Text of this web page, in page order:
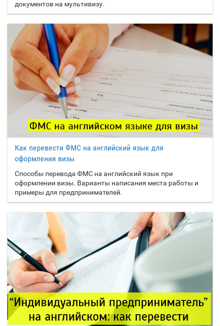
Бразилия
территория в
Индийском океане
Британские
Виргинские острова
Бруней
Буркина-Фасо
Бурунди
Бутан
В
Вануату
Ватикан
Великобритания
Венгрия
Восточный Тимор
Вьетнам
Габон
Гайана
Гамбия
Гана
Гватемала
Малайзия
Мали
Мальдивы
Марокко
Маршалловы
Острова
Мексика
Мозамбик
Монголия
Монтсеррат
Мьянма
Н
Намибия
Науру
Нигер
Нигерия
Нидерланды
документов на мультивизу.
Как перевести ФМС на английский язык для
оформления визы
Способы перевода ФМС на английский язык при
оформлении визы. Варианты написания места работы и
примеры для предпринимателей.